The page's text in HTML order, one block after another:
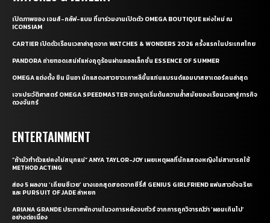
เปิดภาพของ เจมส์-กลัฟ-แบม ที่มาร่วมงานเปิดตัว OMEGA BOUTIQUE แห่งใหม่ ณ
ICONSIAM
CARTIER เปิดตัวเรือนเวลาล่าสุดจาก WATCHES & WONDERS 2026 ครั้งแรกในประเทศไทย
PANDORA ถ่ายทอดเสน่ห์แห่งฤดูร้อนผ่านคอลเล็กชั่น ESSENCE OF SUMMER
OMEGA แต่งตั้ง ชิน มินอา นักแสดงสาวชาวเกาหลีขึ้นแท่นแบรนด์แอมบาสซาเดอร์คนล่าสุด
เจาะประวัติศาสตร์ OMEGA SPEEDMASTER จากจุดเริ่มต้นความล้ำสมัยของเรือนเวลาสู่ภารกิจ
ดวงจันทร์
ENTERTAINMENT
“ถ้ามัวทำตัวแย่คงไม่สนุกแน่” ANYA TAYLOR-JOY เผยเหตุผลที่นักแสดงหญิงไม่สามารถใช้
METHOD ACTING
ส่อง 5 ผลงาน ‘เถียนซีเวย’ นางเอกสุดฮอตจากซีรี่ส์ GENIUS GIRLFRIEND แฟนสาวอัจฉริยะ
และ PURSUIT OF JADE ล่าหยก
ARIANA GRANDE ประกาศพักงานในวงการหลังจบทัวร์ จากการถูกวิจารณ์ว่า ‘ผอมเกินไป’
อย่างต่อเนื่อง